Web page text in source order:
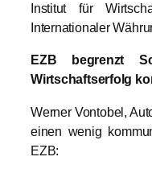
Institut für
Internationaler
EZB begrenzt
Wirtschaftserfolg
Werner Vontobel,
einen wenig
EZB: